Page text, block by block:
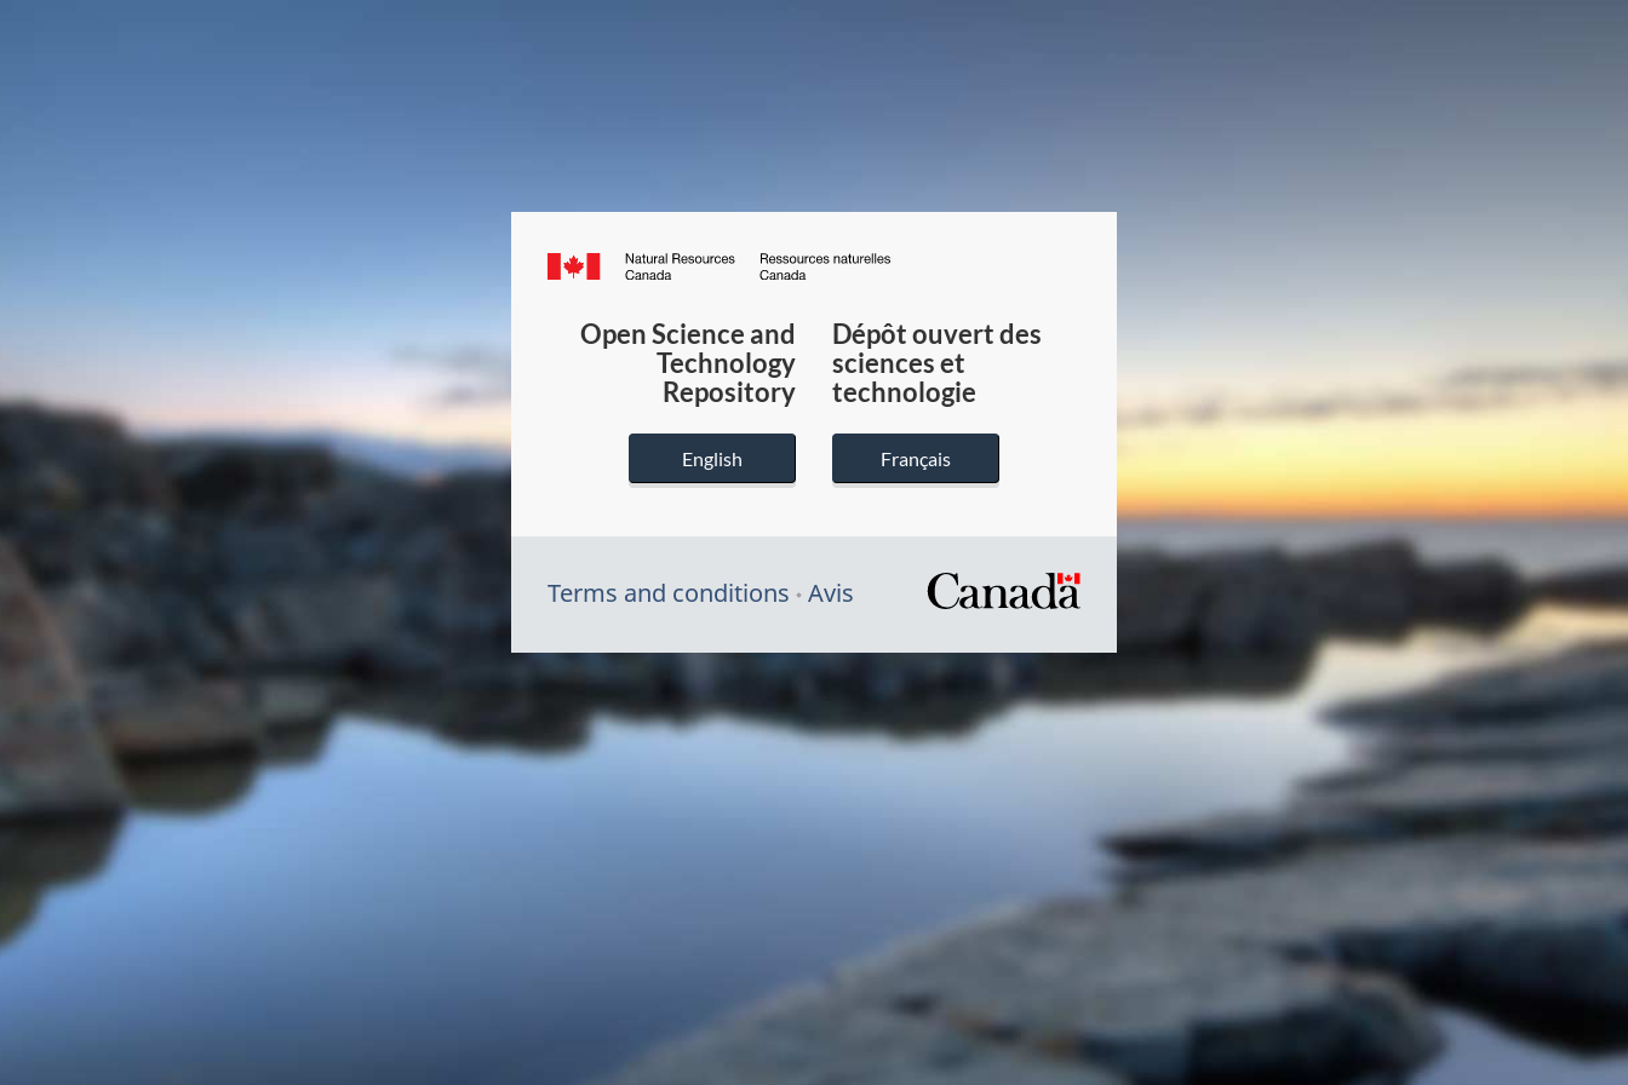
Canada.ca
du
Canada
Open Science and
Technology
Repository
English
Dépôt ouvert des
sciences et
technologie
Français
Terms and conditions Avis
/
Symbole
gouvernement